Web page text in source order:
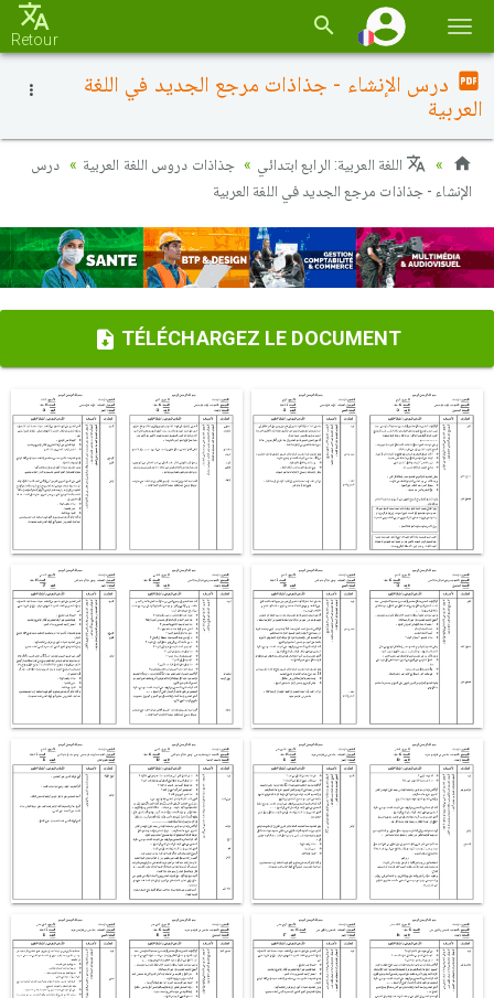
la
Retour
درس الإنشاء - جذاذات مرجع الجديد في اللغة
العربية
اللغة العربية: الرابع ابتدائي جذاذات دروس اللغة العربية
درس
الإنشاء - جذاذات مرجع الجديد في اللغة العربية
TÉLÉCHARGEZ LE DOCUMENT